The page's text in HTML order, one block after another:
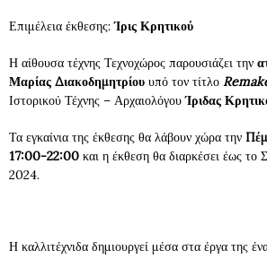
Επιμέλεια έκθεσης: Ίρις Κρητικού
Η αίθουσα τέχνης Τεχνοχώρος παρουσιάζει την
Μαρίας Διακοδημητρίου υπό τον τίτλο
Ιστορικού Τέχνης – ΑρχαιολόγουΊριδας
Τα εγκαίνια της έκθεσης θα λάβουν χώρα την
17:00-22:00 και η έκθεση θα διαρκέσει έως το
2024.
Η καλλιτέχνιδα δημιουργεί μέσα στα έργα της